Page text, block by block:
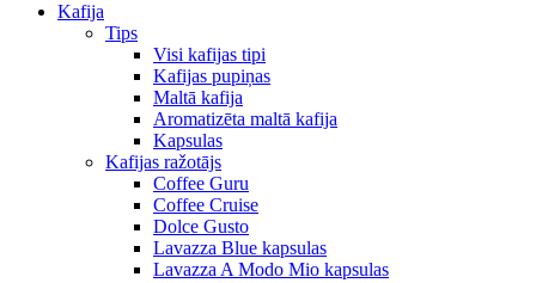
Kafija
Tips
Visi kafijas tipi
Kafijas pupiņas
Maltā kafija
Aromatizēta maltā kafija
Kapsulas
Kafijas ražotājs
Coffee Guru
Coffee Cruise
Dolce Gusto
Lavazza Blue kapsulas
Lavazza A Modo Mio kapsulas